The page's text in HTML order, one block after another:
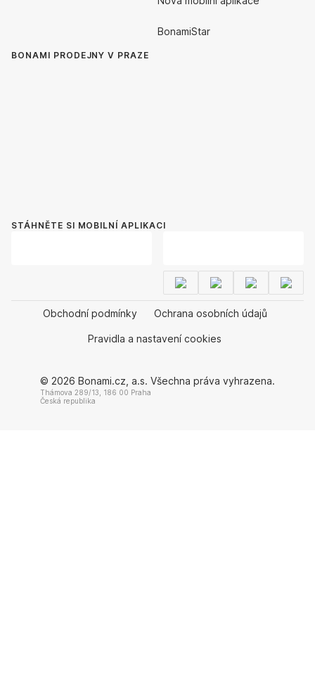
BonamiStar
BONAMI PRODEJNY V PRAZE
STÁHNĚTE SI MOBILNÍ APLIKACI
Obchodní podmínky Ochrana osobních údajů
Pravidla a nastavení cookies
© 2026 Bonami.cz, a.s. Všechna práva vyhrazena.
Thámova 289/13, 186 00 Praha
Česká republika